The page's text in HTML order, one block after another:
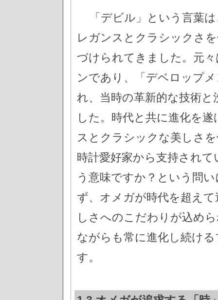
「デビル」という言葉
レガンスとクラシックさ
づけられてきました。元
ンであり、「デベロップ
れ、当時の革新的な技術
した。時代と共に進化を
スとクラシックな美しさ
時計愛好家から支持され
う意味ですか？という問
ず、オメガが時代を超え
しさへのこだわりが込め
ながらも常に進化し続け
す。